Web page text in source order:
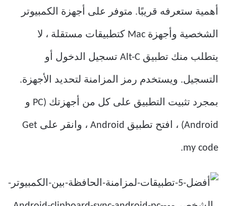
أهمية ستعرفه قريبًا. متوفر على أجهزة الكمبيوتر
الشخصية وأجهزة Mac كتطبيقات مستقلة ، لا
يتطلب منك تطبيق Alt-C تسجيل الدخول أو
التسجيل. ويستخدم رمز المزامنة لتحديد الأجهزة.
بمجرد تثبيت التطبيق على كل من أجهزتك (PC و
Android) ، افتح تطبيق Android ، وانقر على Get
my code.